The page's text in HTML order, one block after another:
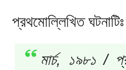
প্রথমোল্লিখিত ঘটনাটিঃ
মার্চ, ১৯৮১ /